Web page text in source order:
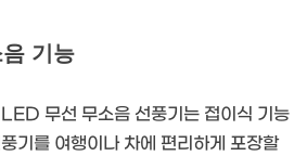
기능
무선 무소음 선풍기는 접이식 기능
기를 여행이나 차에 편리하게 포장할